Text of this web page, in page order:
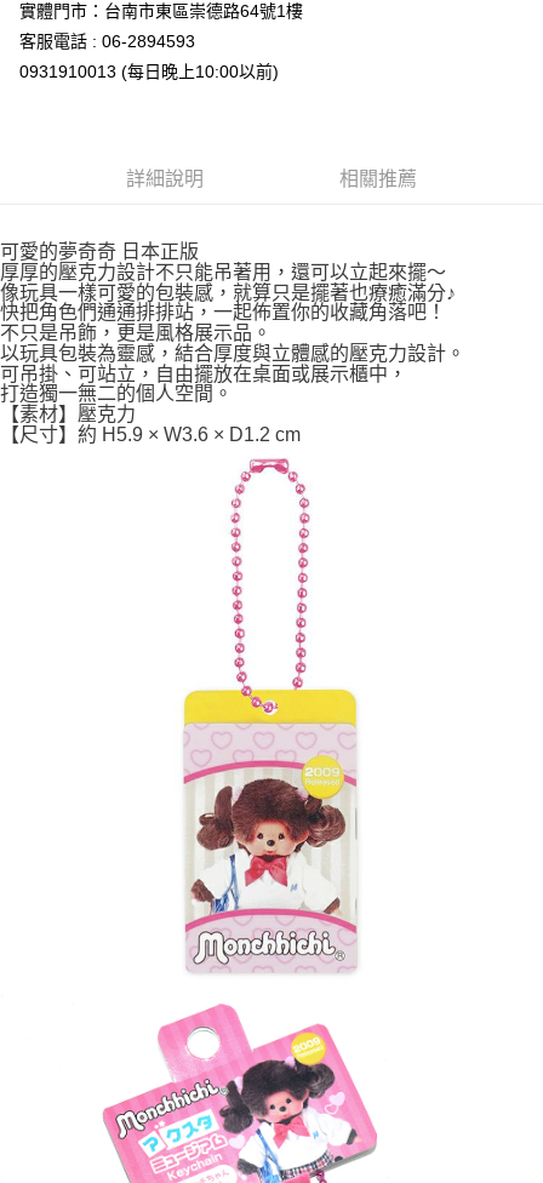
付款後全家取貨
每筆NT$65，滿NT$999(含以上)免運費
付款後7-11取貨
宅配
每筆NT$100，滿NT$999(含以上)免運費
實體門市：台南市東區崇德路64號1樓
客服電話 : 06-2894593
0931910013 (每日晚上10:00以前)
詳細說明 相關推薦
可愛的夢奇奇 日本正版
厚厚的壓克力設計不只能吊著用，還可以立起來擺～
像玩具一樣可愛的包裝感，就算只是擺著也療癒滿分♪
快把角色們通通排排站，一起佈置你的收藏角落吧！
不只是吊飾，更是風格展示品。
以玩具包裝為靈感，結合厚度與立體感的壓克力設計。
可吊掛、可站立，自由擺放在桌面或展示櫃中，
打造獨一無二的個人空間。
【素材】壓克力
【尺寸】約 H5.9 × W3.6 × D1.2 cm